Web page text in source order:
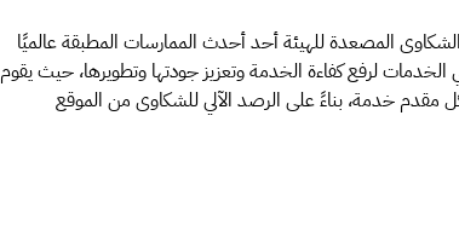
المصعدة للهيئة أحد أحدث الممارسات المطبقة عالميًا
لرفع كفاءة الخدمة وتعزيز جودتها وتطويرها، حيث يقوم
مقدم خدمة، بناءً على الرصد الآلي للشكاوى من الموقع